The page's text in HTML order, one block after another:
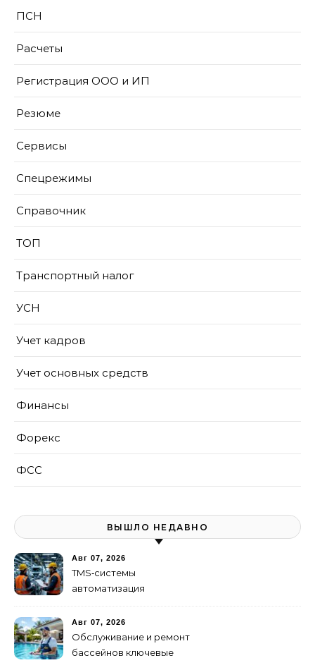
ПСН
Расчеты
Регистрация ООО и ИП
Резюме
Сервисы
Спецрежимы
Справочник
ТОП
Транспортный налог
УСН
Учет кадров
Учет основных средств
Финансы
Форекс
ФСС
ВЫШЛО НЕДАВНО
Авг 07, 2026
TMS‑системы
автоматизация
Авг 07, 2026
Обслуживание и ремонт
бассейнов ключевые